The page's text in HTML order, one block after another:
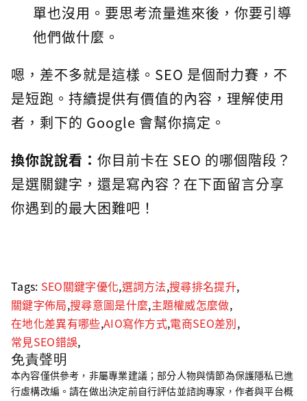
單也沒用。要思考流量進來後，你要引導
他們做什麼。
嗯，差不多就是這樣。SEO 是個耐力賽，不
是短跑。持續提供有價值的內容，理解使用
者，剩下的 Google 會幫你搞定。
換你說說看： 你目前卡在 SEO 的哪個階段？
是選關鍵字，還是寫內容？在下面留言分享
你遇到的最大困難吧！
Tags: SEO關鍵字優化,選詞方法,搜尋排名提升,
關鍵字佈局,搜尋意圖是什麼,主題權威怎麼做,
在地化差異有哪些,AIO寫作方式,電商SEO差別,
常見SEO錯誤,
免責聲明
本內容僅供參考，非屬專業建議；部分人物與情節為保護隱私已進
行虛構改編。請在做出決定前自行評估並諮詢專家，作者與平台概